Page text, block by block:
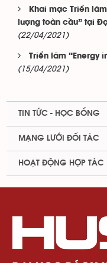
Khai mạc Triển
lượng toàn cầu” tại
(22/04/2021)
Triển lãm “Energy
(15/04/2021)
TIN TỨC - HỌC BỔNG
MẠNG LƯỚI ĐỐI TÁC
HOẠT ĐỘNG HỢP TÁC